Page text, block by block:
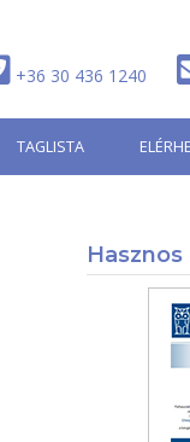
+36 30 436 1240
TAGLISTA